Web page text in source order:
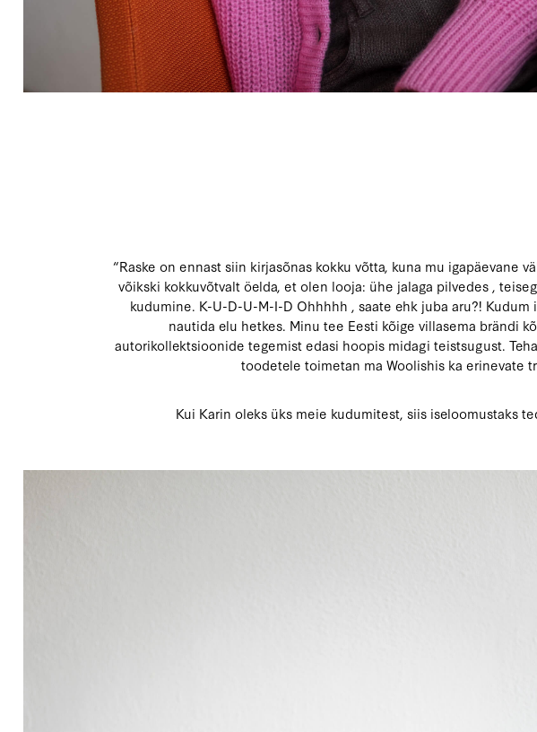
“Raske on ennast siin kirjasõnas kokku võtta, kuna mu igapäevane
võikski kokkuvõtvalt öelda, et olen looja: ühe jalaga pilvedes ,
kudumine. K-U-D-U-M-I-D Ohhhhh , saate ehk juba aru?!
nautida elu hetkes. Minu tee Eesti kõige villasema brändi
autorikollektsioonide tegemist edasi hoopis midagi teistsugust.
toodetele toimetan ma Woolishis ka erinevate
Kui Karin oleks üks meie kudumitest, siis iseloomustaks